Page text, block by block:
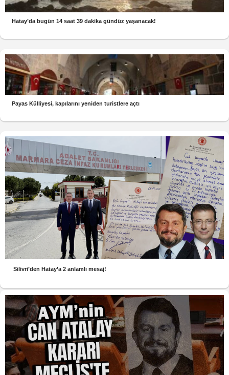
Hatay’da bugün 14 saat 39 dakika gündüz yaşanacak!
Payas Külliyesi, kapılarını yeniden turistlere açtı
Silivri’den Hatay’a 2 anlamlı mesaj!